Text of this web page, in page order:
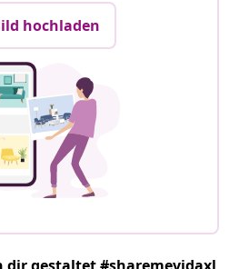
hochladen